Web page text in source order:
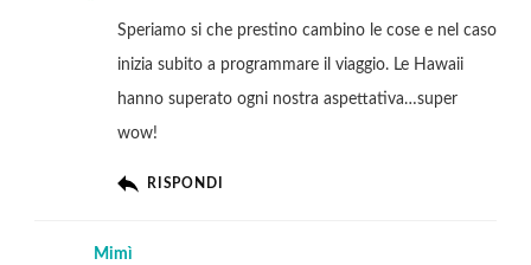
Speriamo si che prestino cambino le cose e nel caso
inizia subito a programmare il viaggio. Le Hawaii
hanno superato ogni nostra aspettativa…super
wow!
RISPONDI
Mimì